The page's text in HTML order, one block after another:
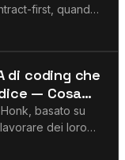
first, quando
di coding che
— Cosa
basato su
dei loro
riga di codice